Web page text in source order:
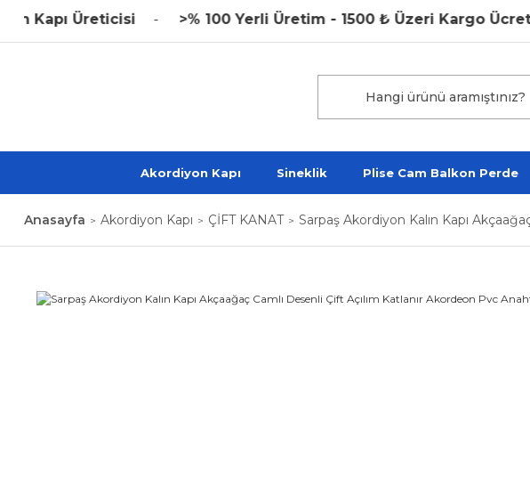
Üreticisi >% 100 Yerli Üretim - 1500 ₺ Üzeri Kargo Ücretsiz
Akordiyon Kapı Sineklik Plise Cam Balkon Perde
Anasayfa Akordiyon Kapı ÇİFT KANAT Sarpaş Akordiyon Kalın Kapı